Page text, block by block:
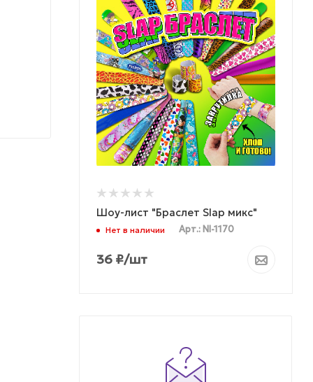
Шоу-лист "Браслет Slap микс"
Нет в наличии Арт.: NI-1170
36 ₽/шт